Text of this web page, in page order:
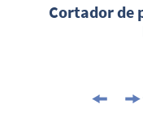
Cortador de